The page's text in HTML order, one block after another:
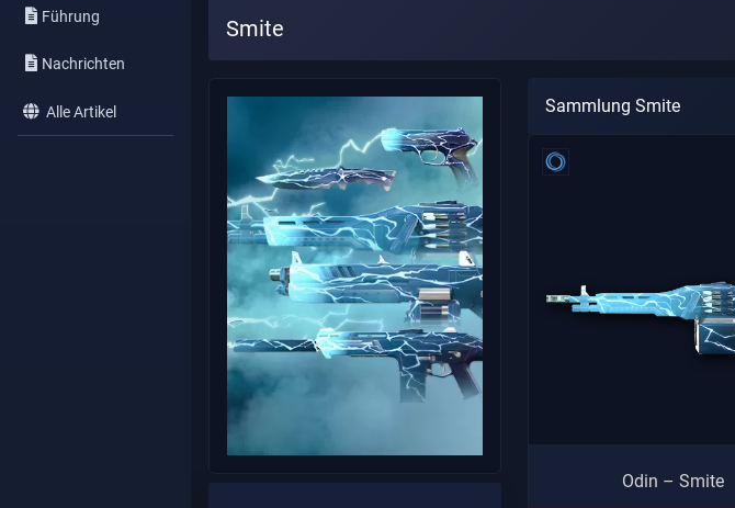
Führung
Nachrichten
Alle Artikel
Smite
Sammlung Smite
Odin – Smite